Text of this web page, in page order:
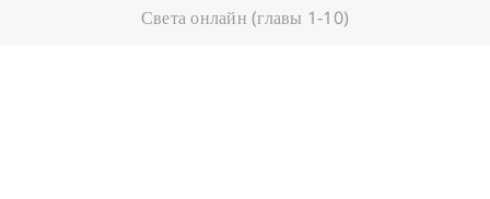
Света онлайн (главы 1-10)